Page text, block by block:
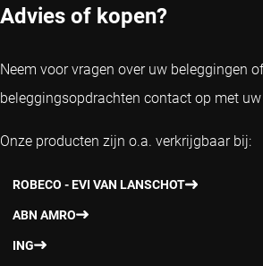
Advies of kopen?
Neem voor vragen over uw beleggingen
beleggingsopdrachten contact op met
Onze producten zijn o.a. verkrijgbaar bij:
ROBECO - EVI VAN LANSCHOT
ABN AMRO
ING